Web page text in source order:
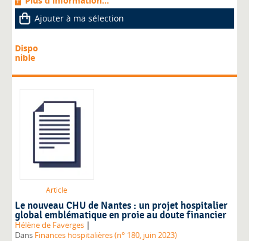
Ajouter à ma sélection
Dispo
nible
Article
Le nouveau CHU de Nantes : un projet hospitalier
global emblématique en proie au doute financier
Hélène de Faverges |
Dans Finances hospitalières (n° 180, juin 2023)